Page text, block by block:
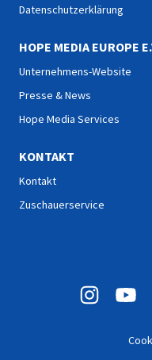
Datenschutzerklärung
HOPE MEDIA EUROPE
Unternehmens-Website
Presse & News
Hope Media Services
KONTAKT
Kontakt
Zuschauerservice